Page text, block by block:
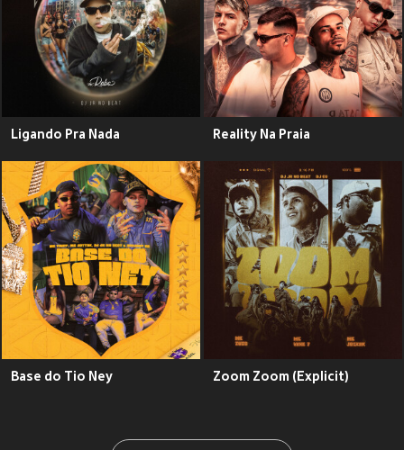
Ligando Pra Nada Reality Na Praia
Base do Tio Ney Zoom Zoom (Explicit)